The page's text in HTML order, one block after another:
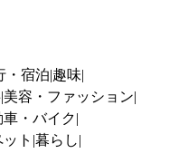
・宿泊 趣味
美容・ファッション
車・バイク
ト 暮らし